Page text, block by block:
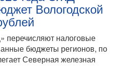
Вологодской
налоговые
бюджеты регионов, по
Северная железная